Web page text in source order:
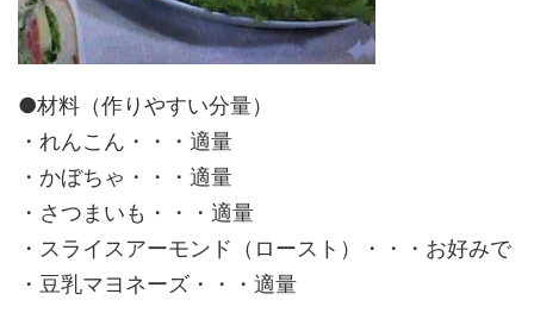
●材料（作りやすい分量）
・れんこん・・・適量
・かぼちゃ・・・適量
・さつまいも・・・適量
・スライスアーモンド（ロースト）・・・お好みで
・豆乳マヨネーズ・・・適量